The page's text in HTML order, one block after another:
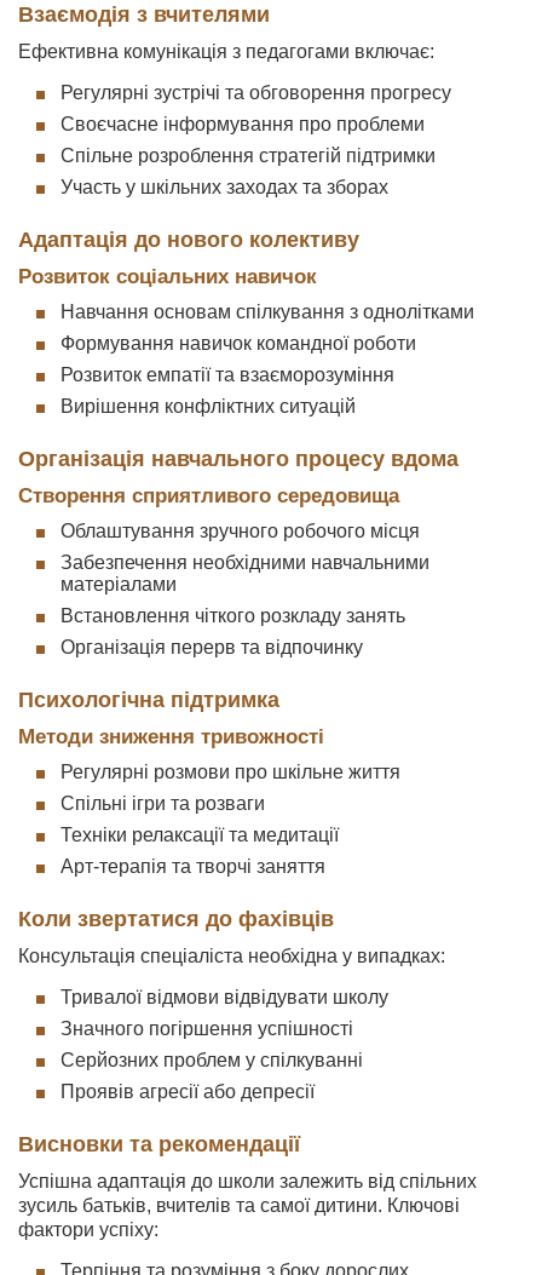
Взаємодія з вчителями
Ефективна комунікація з педагогами включає:
Регулярні зустрічі та обговорення прогресу
Своєчасне інформування про проблеми
Спільне розроблення стратегій підтримки
Участь у шкільних заходах та зборах
Адаптація до нового колективу
Розвиток соціальних навичок
Навчання основам спілкування з однолітками
Формування навичок командної роботи
Розвиток емпатії та взаєморозуміння
Вирішення конфліктних ситуацій
Організація навчального процесу вдома
Створення сприятливого середовища
Облаштування зручного робочого місця
Забезпечення необхідними навчальними
матеріалами
Встановлення чіткого розкладу занять
Організація перерв та відпочинку
Психологічна підтримка
Методи зниження тривожності
Регулярні розмови про шкільне життя
Спільні ігри та розваги
Техніки релаксації та медитації
Арт-терапія та творчі заняття
Коли звертатися до фахівців
Консультація спеціаліста необхідна у випадках:
Тривалої відмови відвідувати школу
Значного погіршення успішності
Серйозних проблем у спілкуванні
Проявів агресії або депресії
Висновки та рекомендації
Успішна адаптація до школи залежить від спільних
зусиль батьків, вчителів та самої дитини. Ключові
фактори успіху:
Терпіння та розуміння з боку дорослих